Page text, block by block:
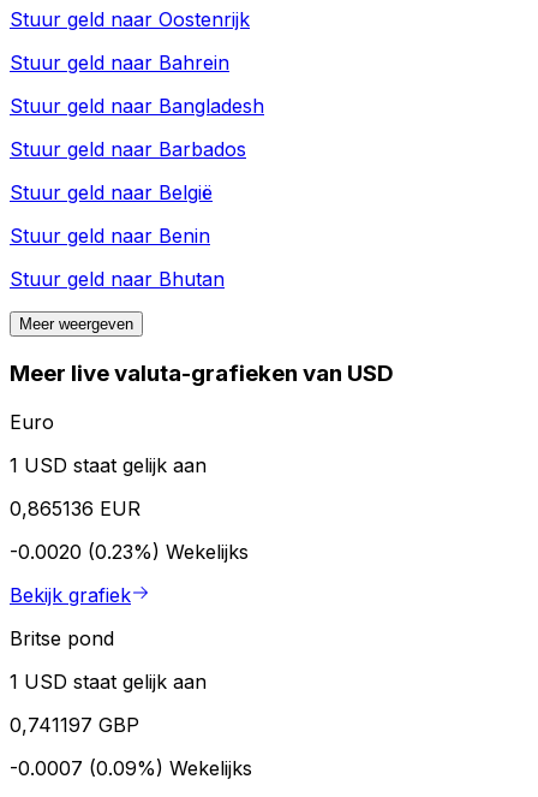
Stuur geld naar Oostenrijk
Stuur geld naar Bahrein
Stuur geld naar Bangladesh
Stuur geld naar Barbados
Stuur geld naar België
Stuur geld naar Benin
Stuur geld naar Bhutan
Meer weergeven
Meer live valuta-grafieken van USD
Euro
1 USD staat gelijk aan
0,865136 EUR
-0.0020 (0.23%) Wekelijks
Bekijk grafiek
Britse pond
1 USD staat gelijk aan
0,741197 GBP
-0.0007 (0.09%) Wekelijks